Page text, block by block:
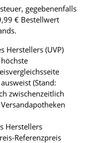
gegebenenfalls
€ Bestellwert
Herstellers (UVP)
(Stand:
zwischenzeitlich
Herstellers
Referenzpreis